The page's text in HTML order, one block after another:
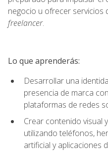
negocio u ofrecer servicios
freelancer.
Lo que aprenderás:
Desarrollar una
presencia de marca
plataformas de redes
Crear contenido visual
utilizando teléfonos,
artificial y aplicaciones